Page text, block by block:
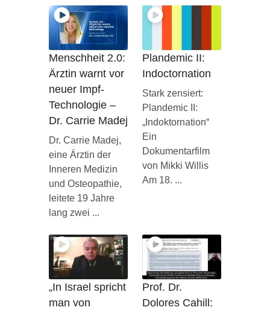
Menschheit 2.0:
Ärztin warnt vor
neuer Impf-
Technologie –
Dr. Carrie Madej
Dr. Carrie Madej,
eine Ärztin der
Inneren Medizin
und Osteopathie,
leitete 19 Jahre
lang zwei ...
Plandemic II:
Indoctornation
Stark zensiert:
Plandemic II:
„Indoktornation“
Ein
Dokumentarfilm
von Mikki Willis
Am 18. ...
„In Israel spricht
man von
Prof. Dr.
Dolores Cahill: